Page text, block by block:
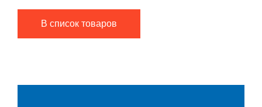
В список товаров